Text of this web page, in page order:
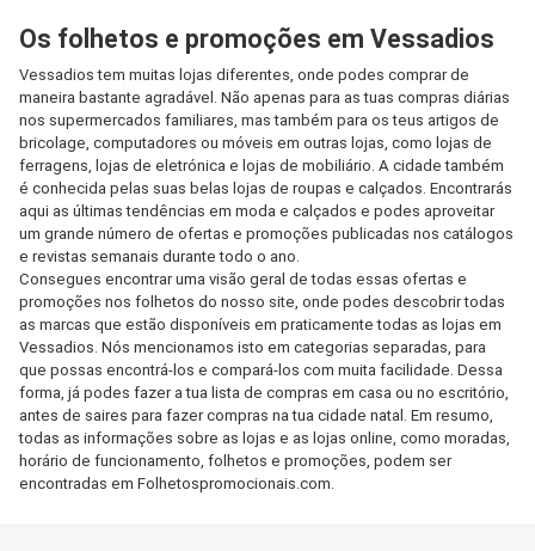
Os folhetos e promoções em Vessadios
Vessadios tem muitas lojas diferentes, onde podes comprar de
maneira bastante agradável. Não apenas para as tuas compras diárias
nos supermercados familiares, mas também para os teus artigos de
bricolage, computadores ou móveis em outras lojas, como lojas de
ferragens, lojas de eletrónica e lojas de mobiliário. A cidade também
é conhecida pelas suas belas lojas de roupas e calçados. Encontrarás
aqui as últimas tendências em moda e calçados e podes aproveitar
um grande número de ofertas e promoções publicadas nos catálogos
e revistas semanais durante todo o ano.
Consegues encontrar uma visão geral de todas essas ofertas e
promoções nos folhetos do nosso site, onde podes descobrir todas
as marcas que estão disponíveis em praticamente todas as lojas em
Vessadios. Nós mencionamos isto em categorias separadas, para
que possas encontrá-los e compará-los com muita facilidade. Dessa
forma, já podes fazer a tua lista de compras em casa ou no escritório,
antes de saires para fazer compras na tua cidade natal. Em resumo,
todas as informações sobre as lojas e as lojas online, como moradas,
horário de funcionamento, folhetos e promoções, podem ser
encontradas em Folhetospromocionais.com.